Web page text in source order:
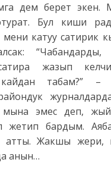
дем берет экен.
Бул киши
катуу сатирик
“Чабандарды,
жазып
табам?” –
мына эмес деп,
бардым.
атты. Жакшы жери,
анын…